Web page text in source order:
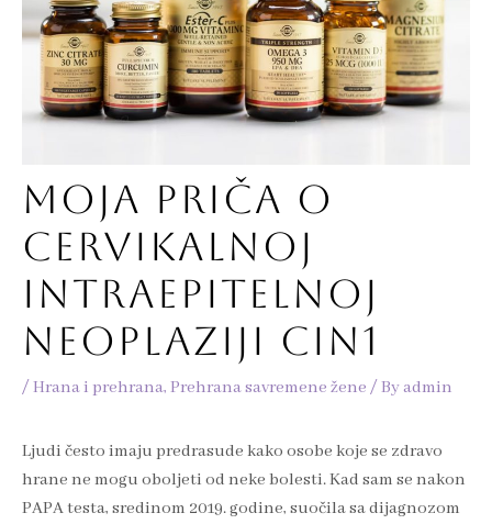
MOJA PRIČA O
CERVIKALNOJ
INTRAEPITELNOJ
NEOPLAZIJI CIN1
/ Hrana i prehrana, Prehrana savremene žene / Byadmin
Ljudi često imaju predrasude kako osobe koje se zdravo
hrane ne mogu oboljeti od neke bolesti. Kad sam se nakon
PAPA testa, sredinom 2019. godine, suočila sa dijagnozom